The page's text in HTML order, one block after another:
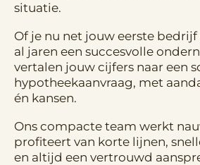
situatie.
Of je nu net jouw eerste
al jaren een succesvolle
vertalen jouw cijfers naar een
hypotheekaanvraag, met
én kansen.
Ons compacte team werkt
profiteert van korte lijnen,
en altijd een vertrouwd